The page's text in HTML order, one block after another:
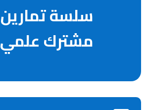
سلسة
مشترك